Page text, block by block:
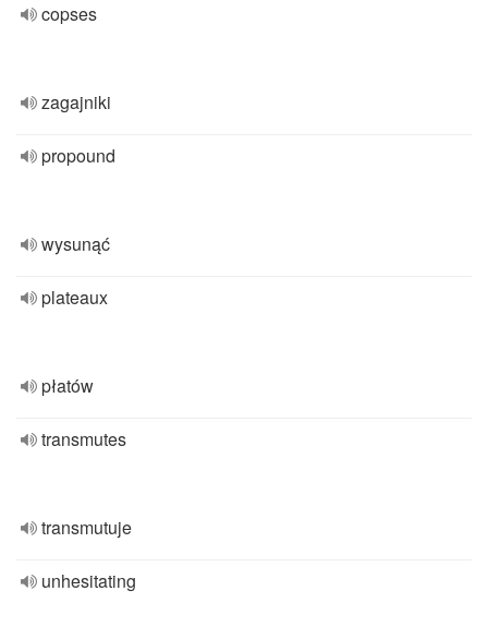
copses
zagajniki
propound
wysunąć
plateaux
płatów
transmutes
transmutuje
unhesitating